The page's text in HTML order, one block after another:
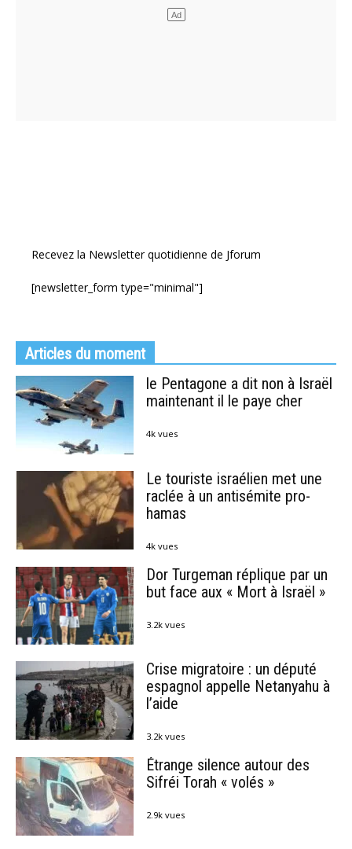
Recevez la Newsletter quotidienne de Jforum
[newsletter_form type="minimal"]
Articles du moment
le Pentagone a dit non à Israël
maintenant il le paye cher
4k vues
Le touriste israélien met une
raclée à un antisémite pro-
hamas
4k vues
Dor Turgeman réplique par un
but face aux « Mort à Israël »
3.2k vues
Crise migratoire : un député
espagnol appelle Netanyahu à
l’aide
3.2k vues
Étrange silence autour des
Sifréi Torah « volés »
2.9k vues